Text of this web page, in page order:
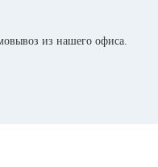
из нашего офиса.